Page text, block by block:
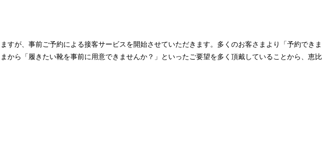
が、事前ご予約による接客サービスを開始させていただきます。多くのお客さまより「予約できま
ら「履きたい靴を事前に用意できませんか？」といったご要望を多く頂戴していることから、恵比